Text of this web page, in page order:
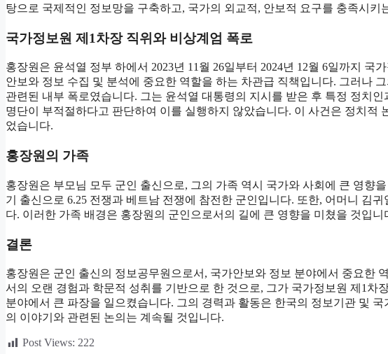
탕으로 국제적인 정보망을 구축하고, 국가의 외교적, 안보적 요구를 충족시키
국가정보원 제1차장 직위와 비상계엄 폭로
홍장원은 윤석열 정부 하에서 2023년 11월 26일부터 2024년 12월 6일까지 국
안보와 정보 수집 및 분석에 중요한 역할을 하는 차관급 직책입니다. 그러나
관련된 내부 폭로였습니다. 그는 윤석열 대통령의 지시를 받은 후 특정 정치
명단이 부적절하다고 판단하여 이를 실행하지 않았습니다. 이 사건은 정치적
었습니다.
홍장원의 가족
홍장원은 부모님 모두 군인 출신으로, 그의 가족 역시 국가와 사회에 큰 영향
기 출신으로 6.25 전쟁과 베트남 전쟁에 참전한 군인입니다. 또한, 어머니 김
다. 이러한 가족 배경은 홍장원의 군인으로서의 길에 큰 영향을 미쳤을 것입니
결론
홍장원은 군인 출신의 정보공무원으로서, 국가안보와 정보 분야에서 중요한
서의 오랜 경험과 학문적 성취를 기반으로 한 것으로, 그가 국가정보원 제1차
분야에서 큰 파장을 일으켰습니다. 그의 경력과 활동은 한국의 정보기관 및
의 이야기와 관련된 논의는 계속될 것입니다.
Post Views: 222